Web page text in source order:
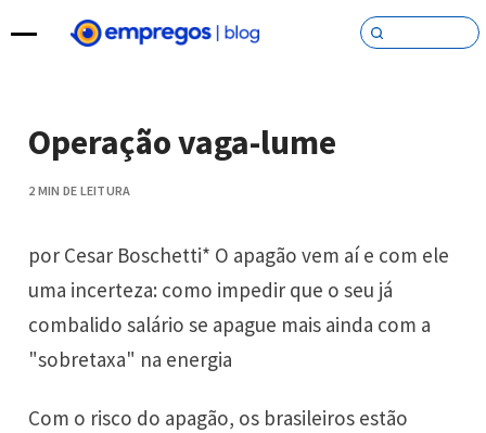
Pular para o conteúdo
Operação vaga-lume
2 MIN DE LEITURA
por Cesar Boschetti* O apagão vem aí e com ele
uma incerteza: como impedir que o seu já
combalido salário se apague mais ainda com a
"sobretaxa" na energia
Com o risco do apagão, os brasileiros estão